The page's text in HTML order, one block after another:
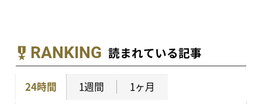
RANKING 読まれている記事
24時間 1週間 1ヶ月